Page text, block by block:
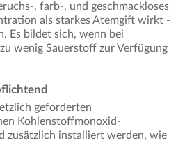
, farb-, und geschmackloses
als starkes Atemgift wirkt -
Es bildet sich, wenn bei
wenig Sauerstoff zur Verfügung
geforderten
Kohlenstoffmonoxid-
zusätzlich installiert werden, wie